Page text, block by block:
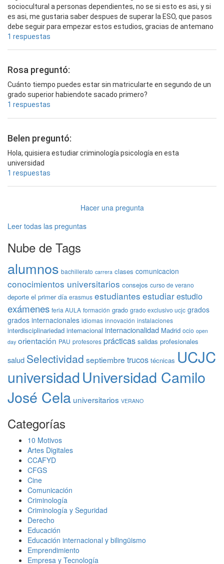
sociocultural a personas dependientes, no se si esto es asi, y si
es asi, me gustaria saber despues de superar la ESO, que pasos
debe seguir para empezar estos estudios, gracias de antemano
1 respuestas
Rosa preguntó:
Cuánto tiempo puedes estar sin matricularte en segundo de un
grado superior habiendote sacado primero?
1 respuestas
Belen preguntó:
Hola, quisiera estudiar criminología psicología en esta
universidad
1 respuestas
Hacer una pregunta
Leer todas las preguntas
Nube de Tags
alumnos bachillerato carrera clases comunicacion
conocimientos universitarios consejos curso de verano
deporte el primer día erasmus estudiantes estudiarestudio
exámenes feria AULA formación grado grado exclusivo ucjc grados
grados internacionales idiomas innovación instalaciones
interdisciplinariedad internacional internacionalidad Madrid ocio open
day orientación PAU profesores prácticas salidas profesionales
salud Selectividad septiembre trucos técnicas UCJC
universidadUniversidad Camilo
José Cela universitarios VERANO
Categorías
10 Motivos
Artes Digitales
CCAFYD
CFGS
Cine
Comunicación
Criminología
Criminología y Seguridad
Derecho
Educación
Educación internacional y bilingüismo
Emprendimiento
Empresa y Tecnología